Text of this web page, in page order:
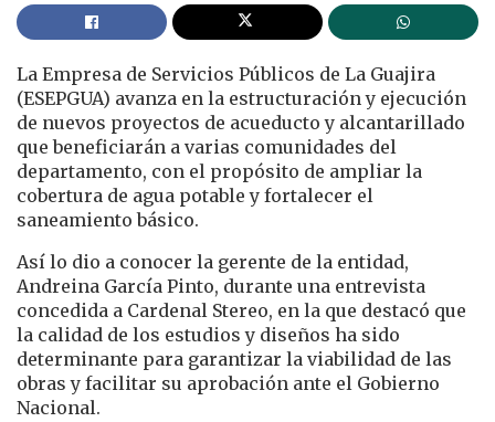
La Empresa de Servicios Públicos de La Guajira
(ESEPGUA) avanza en la estructuración y ejecución
de nuevos proyectos de acueducto y alcantarillado
que beneficiarán a varias comunidades del
departamento, con el propósito de ampliar la
cobertura de agua potable y fortalecer el
saneamiento básico.
Así lo dio a conocer la gerente de la entidad,
Andreina García Pinto, durante una entrevista
concedida a Cardenal Stereo, en la que destacó que
la calidad de los estudios y diseños ha sido
determinante para garantizar la viabilidad de las
obras y facilitar su aprobación ante el Gobierno
Nacional.